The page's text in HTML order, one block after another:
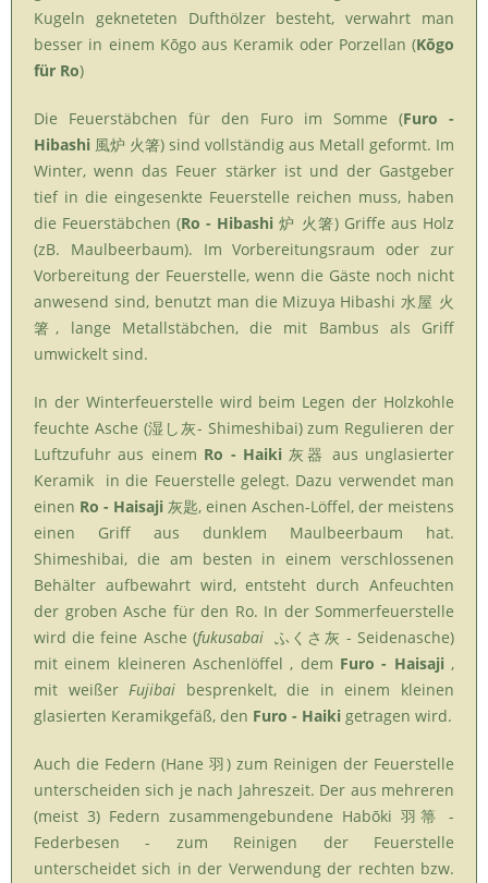
Kugeln gekneteten Dufthölzer besteht, verwahrt man
besser in einem Kōgo aus Keramik oder Porzellan (Kōgo
für Ro)
Die Feuerstäbchen für den Furo im Somme (Furo -
Hibashi 風炉 火箸) sind vollständig aus Metall geformt. Im
Winter, wenn das Feuer stärker ist und der Gastgeber
tief in die eingesenkte Feuerstelle reichen muss, haben
die Feuerstäbchen (Ro - Hibashi 炉 火箸) Griffe aus Holz
(zB. Maulbeerbaum). Im Vorbereitungsraum oder zur
Vorbereitung der Feuerstelle, wenn die Gäste noch nicht
anwesend sind, benutzt man die Mizuya Hibashi 水屋 火
箸, lange Metallstäbchen, die mit Bambus als Griff
umwickelt sind.
In der Winterfeuerstelle wird beim Legen der Holzkohle
feuchte Asche (湿し灰- Shimeshibai) zum Regulieren der
Luftzufuhr aus einem Ro - Haiki 灰器 aus unglasierter
Keramik in die Feuerstelle gelegt. Dazu verwendet man
einen Ro - Haisaji 灰匙, einen Aschen-Löffel, der meistens
einen Griff aus dunklem Maulbeerbaum hat.
Shimeshibai, die am besten in einem verschlossenen
Behälter aufbewahrt wird, entsteht durch Anfeuchten
der groben Asche für den Ro. In der Sommerfeuerstelle
wird die feine Asche (fukusabaiふくさ灰 - Seidenasche)
mit einem kleineren Aschenlöffel , dem Furo - Haisaji,
mit weißerFujibai besprenkelt, die in einem kleinen
glasierten Keramikgefäß, den Furo - Haiki getragen wird.
Auch die Federn (Hane 羽) zum Reinigen der Feuerstelle
unterscheiden sich je nach Jahreszeit. Der aus mehreren
(meist 3) Federn zusammengebundene Habōki 羽箒 -
Federbesen - zum Reinigen der Feuerstelle
unterscheidet sich in der Verwendung der rechten bzw.